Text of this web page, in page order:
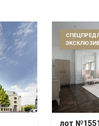
лот